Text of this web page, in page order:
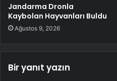
Jandarma Dronla
Kaybolan Hayvanları Buldu
Ağustos 9, 2026
Bir yanıt yazın